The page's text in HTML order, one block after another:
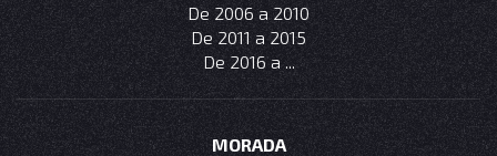
De 2006 a 2010
De 2011 a 2015
De 2016 a ...
MORADA